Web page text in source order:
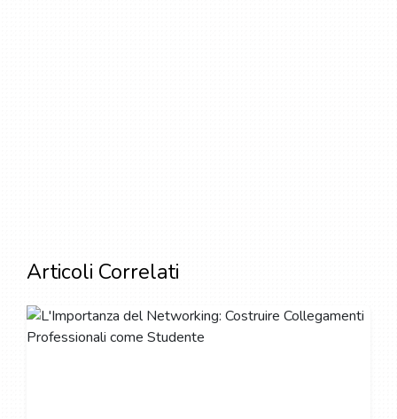
Articoli Correlati